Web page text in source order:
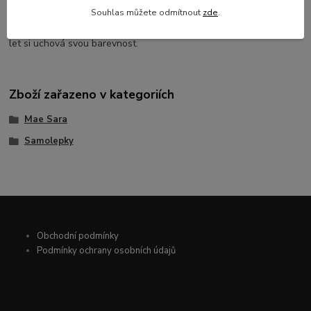
životnost a odolnost vůči vnějším vlivům. Dá se použít v
let si uchová svou barevnost.
Zboží zařazeno v kategoriích
Mae Sara
Samolepky
Obchodní podmínky
Podmínky ochrany osobních údajů
Souhlas můžete odmítnout zde.